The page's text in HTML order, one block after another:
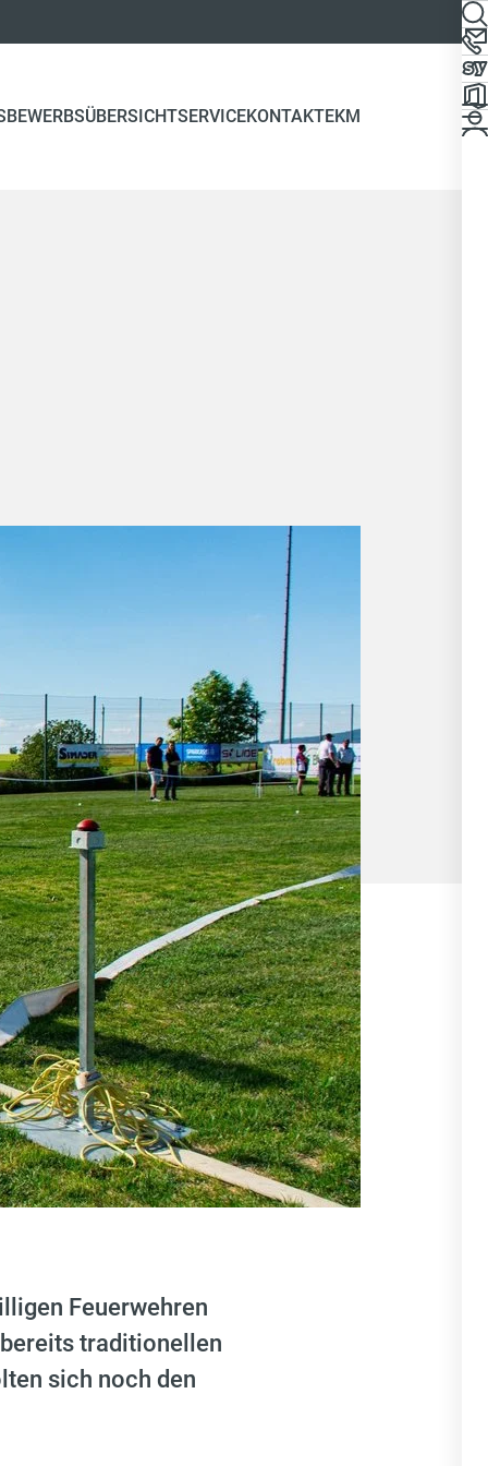
BEWERBSÜBERSICHTSERVICEKONTAKTEKM
Feuerwehren
traditionellen
sich noch den